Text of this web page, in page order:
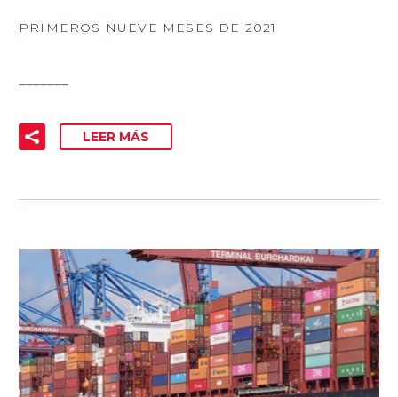
PRIMEROS NUEVE MESES DE 2021
LEER MÁS